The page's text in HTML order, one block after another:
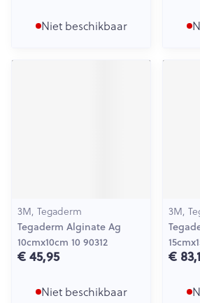
Niet beschikbaar
3M, Tegaderm
Tegaderm Alginate Ag
10cmx10cm 10 90312
€ 45,95
Niet beschikbaar
3M,
€